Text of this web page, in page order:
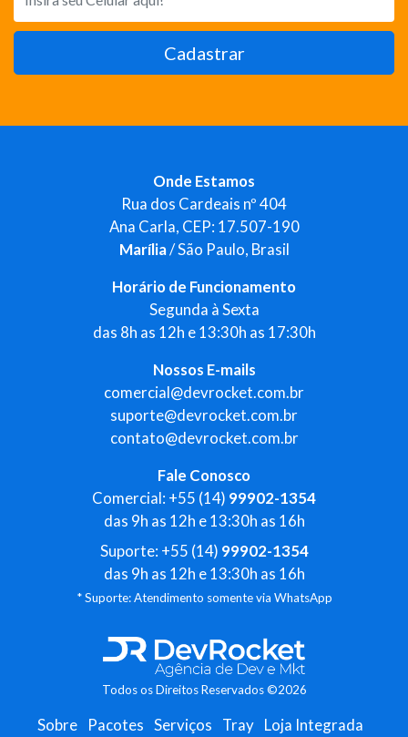
Cadastrar
Onde Estamos
Rua dos Cardeais nº 404
Ana Carla, CEP: 17.507-190
Marília/ São Paulo, Brasil
Horário de Funcionamento
Segunda à Sexta
das 8h as 12h e 13:30h as 17:30h
Nossos E-mails
comercial@devrocket.com.br
suporte@devrocket.com.br
contato@devrocket.com.br
Fale Conosco
Comercial: +55 (14) 99902-1354
das 9h as 12h e 13:30h as 16h
Suporte: +55 (14) 99902-1354
das 9h as 12h e 13:30h as 16h
* Suporte: Atendimento somente via WhatsApp
Todos os Direitos Reservados ©2026
Sobre Pacotes Serviços Tray Loja Integrada